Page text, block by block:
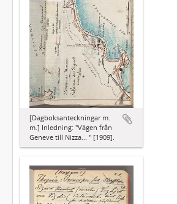
[Dagboksanteckningar m.
m.] Inledning: "Vägen från
Geneve till Nizza... " [1909].